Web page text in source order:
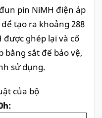
pin NiMH điện áp
tạo ra khoảng 288
được ghép lại và cố
bằng sắt để bảo vệ,
sử dụng.
của bộ